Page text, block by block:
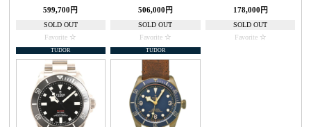
599,700円
SOLD OUT
Favorite
506,000円
SOLD OUT
Favorite
178,000円
SOLD OUT
Favorite
TUDOR TUDOR